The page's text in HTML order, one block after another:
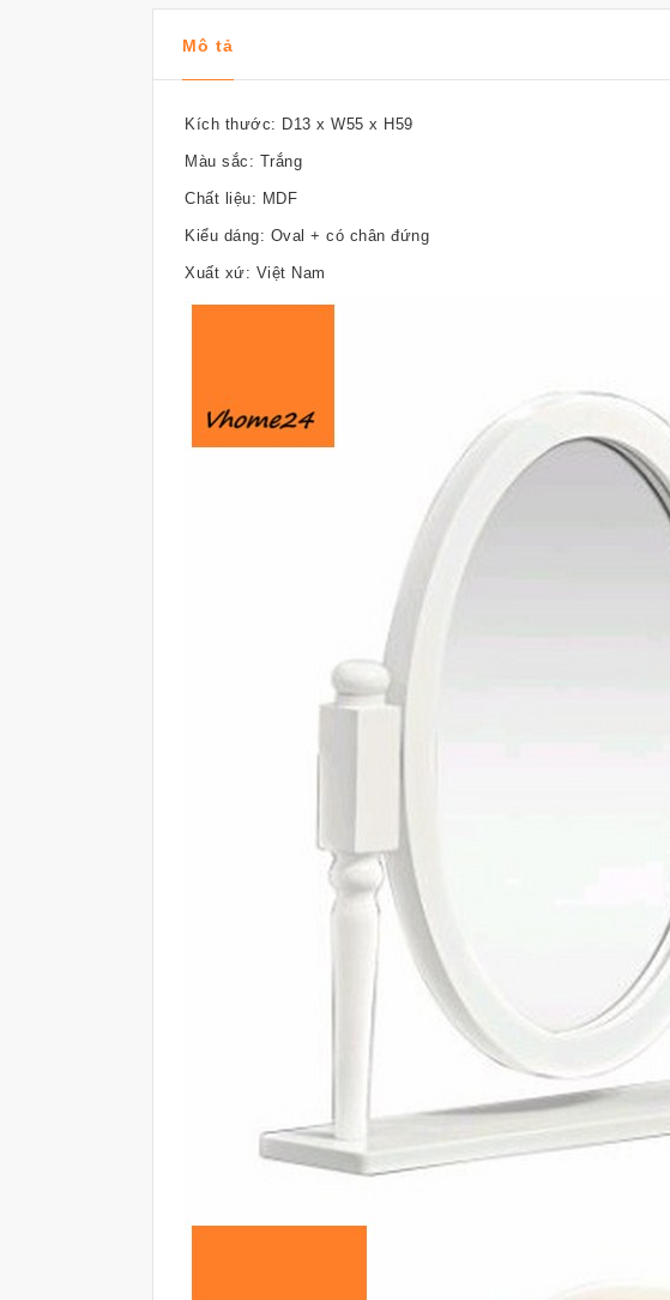
Mô tả
Kích thước: D13 x W55 x H59
Màu sắc: Trắng
Chất liệu: MDF
Kiểu dáng: Oval + có chân đứng
Xuất xứ: Việt Nam